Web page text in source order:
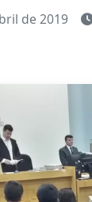
de 2019